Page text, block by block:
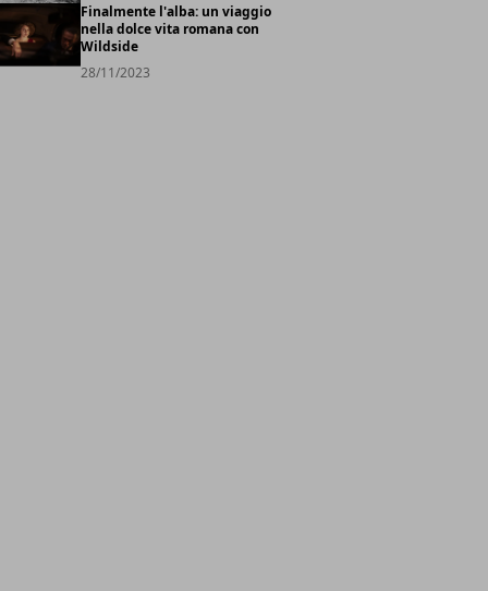
Finalmente l'alba: un viaggio
nella dolce vita romana con
Wildside
28/11/2023